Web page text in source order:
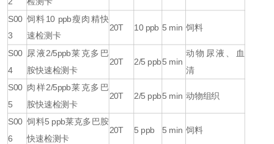
S00
3
饲料10 ppb瘦肉精快
速检测卡
20T 10 ppb 5 min 饲料
S00
4
尿液2/5ppb莱克多巴
胺快速检测卡
20T 2/5 ppb5 min
动物尿液、血
清
S00
5
肉样2/5ppb莱克多巴
胺快速检测卡
20T 2/5 ppb5 min 动物组织
S00
6
饲料5 ppb莱克多巴胺
快速检测卡
20T 5 ppb 5 min 饲料